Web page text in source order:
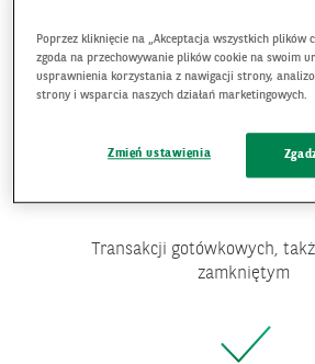
Transakcji bezgotówkowych
zagranicznych
Transakcji gotówkowych,
zamkniętym
Poprzez kliknięcie na „Akceptacja wszystkich plików
zgoda na przechowywanie plików cookie na swoim
usprawnienia korzystania z nawigacji strony,
strony i wsparcia naszych działań marketingowych.
Zmień ustawienia